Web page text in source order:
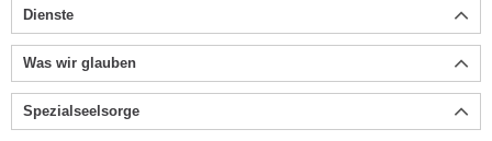
Dienste
Was wir glauben
Spezialseelsorge